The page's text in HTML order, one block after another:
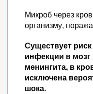
Микроб через
организму,
Существует
инфекции в
менингита, в
исключена
шока.